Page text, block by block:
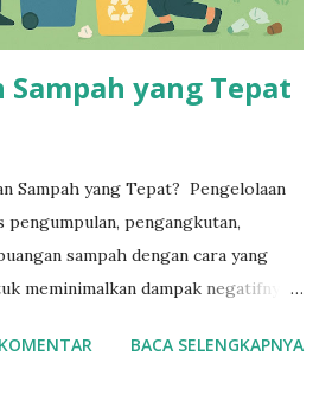
dan berat kardus...
Sampah yang Tepat
Sampah yang Tepat? Pengelolaan
pengumpulan, pengangkutan,
sampah dengan cara yang
meminimalkan dampak negatifnya
Sampah Mengurangi volume
BACA SELENGKAPNYA